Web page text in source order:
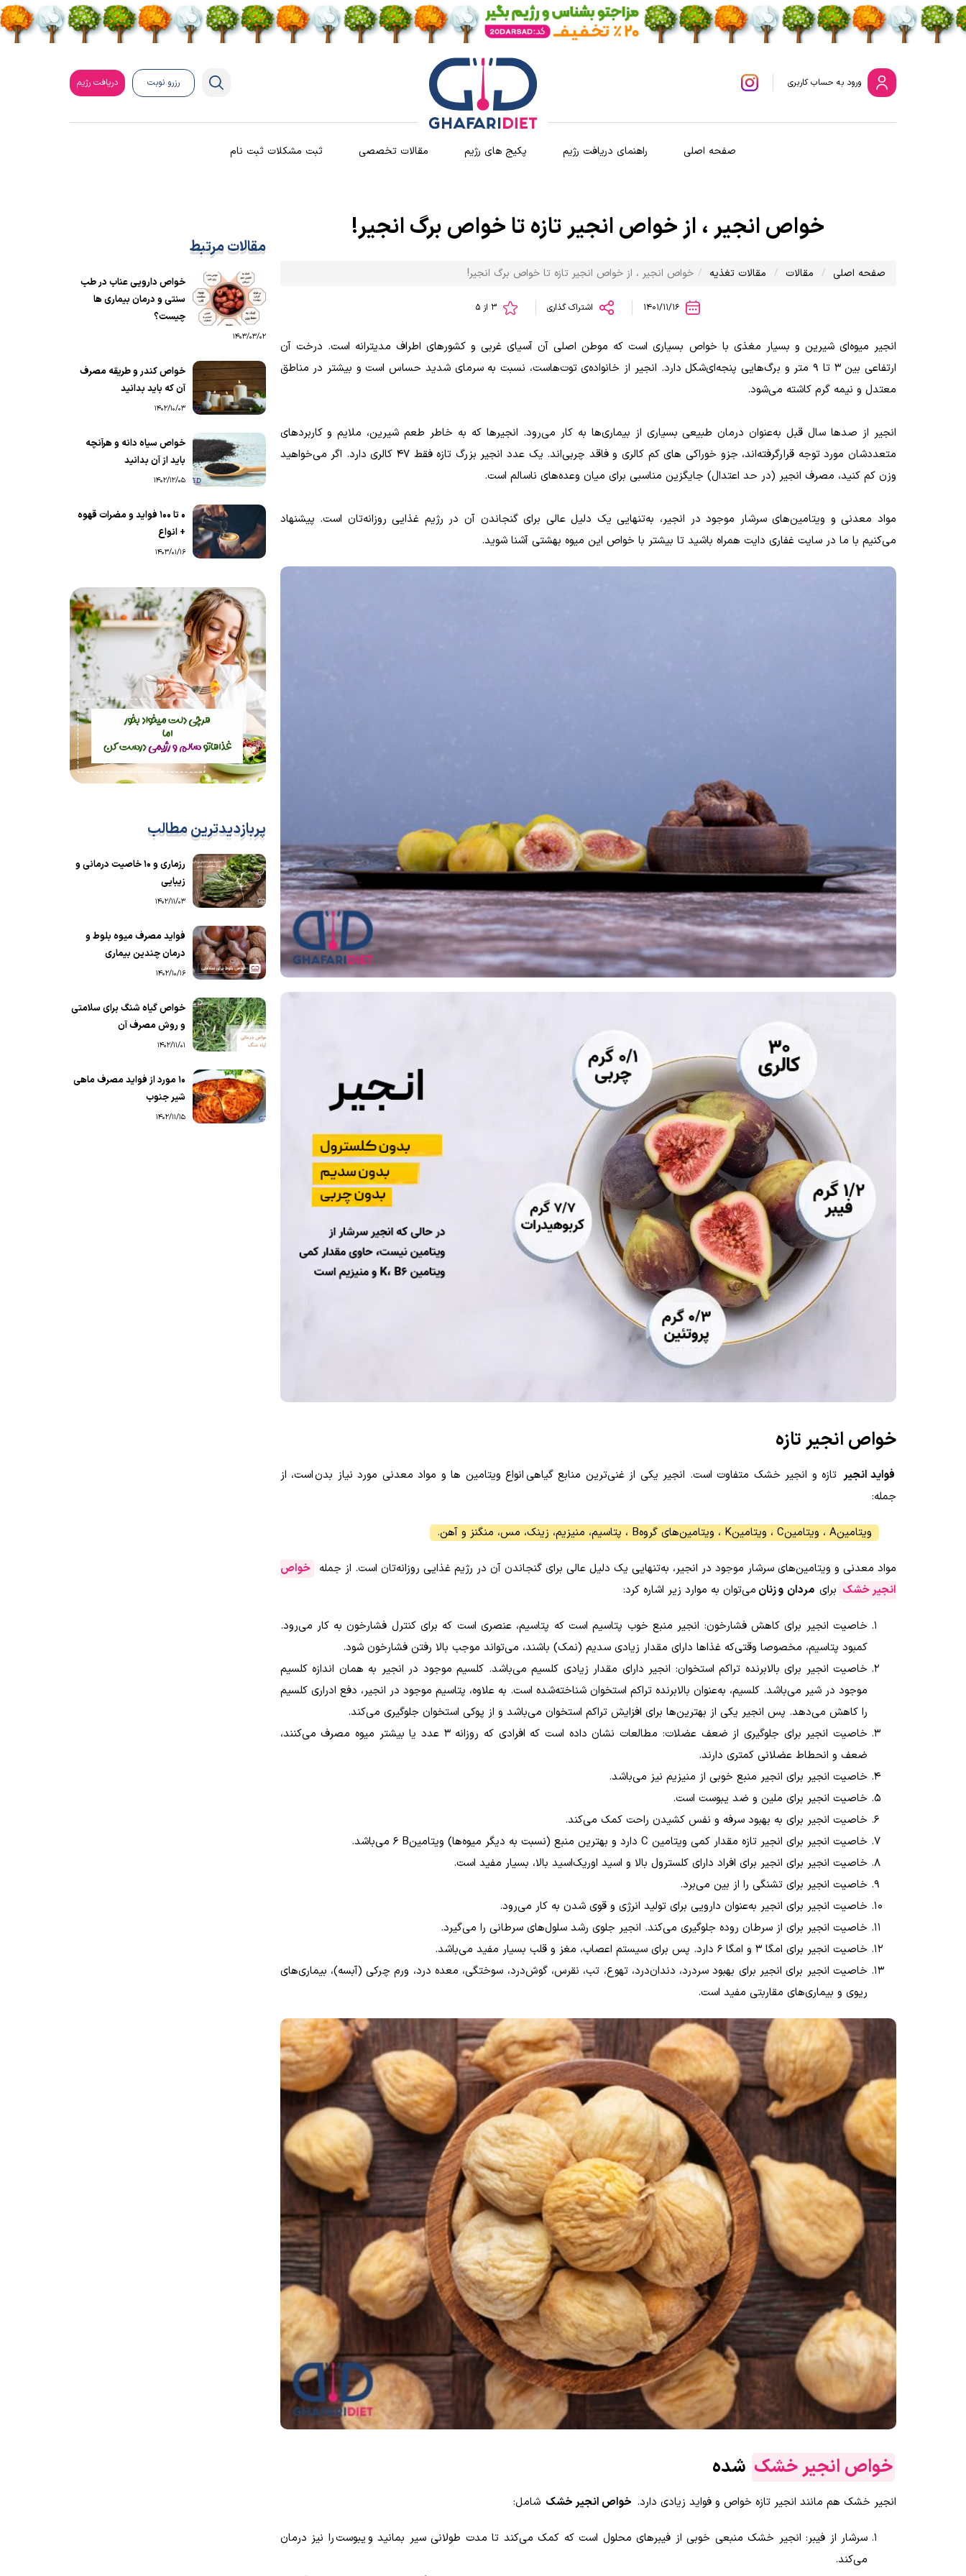
ورود به حساب کاربری رزرو نوبت دریافت رژیم
صفحه اصلی راهنمای دریافت رژیم پکیج های رژیم مقالات تخصصی ثبت مشکلات ثبت نام
خواص انجیر ، از خواص انجیر تازه تا خواص برگ انجیر!
صفحه اصلی مقالات مقالات تغذیه خواص انجیر ، از خواص انجیر تازه تا خواص برگ انجیر!
اشتراک گذاری
انجیر میوه‌ای شیرین و بسیار مغذی با خواص بسیاری است که موطن اصلی آن آسیای غربی و کشورهای اطراف مدیترانه است. درخت آن
ارتفاعی بین ۳ تا ۹ متر و برگ‌هایی پنجه‌ای‌شکل دارد. انجیر از خانواده‌ی توت‌هاست، نسبت به سرمای شدید حساس است و بیشتر در مناطق
معتدل و نیمه گرم کاشته می‌شود.
انجیر از صدها سال قبل به‌عنوان درمان طبیعی بسیاری از بیماری‌ها به کار می‌رود. انجیرها که به خاطر طعم شیرین، ملایم و کاربردهای
متعددشان مورد توجه قرارگرفته‌اند، جزو خوراکی های کم کالری و فاقد چربی‌اند. یک عدد انجیر بزرگ تازه فقط ۴۷ کالری دارد. اگر می‌خواهید
وزن کم کنید، مصرف انجیر (در حد اعتدال) جایگزین مناسبی برای میان وعده‌های ناسالم است.
مواد معدنی و ویتامین‌های سرشار موجود در انجیر، به‌تنهایی یک دلیل عالی برای گنجاندن آن در رژیم غذایی روزانه‌تان است. پیشنهاد
می‌کنیم با ما در سایت غفاری دایت همراه باشید تا بیشتر با خواص این میوه بهشتی آشنا شوید.
خواص انجیر تازه
فواید انجیر تازه و انجیر خشک متفاوت است. انجیر یکی از غنی‌ترین منابع گیاهی انواع ویتامین ها و مواد معدنی مورد نیاز بدن است، از
جمله:
ویتامینA ، ویتامینC ، ویتامینK ، ویتامین‌های گروهB ، پتاسیم، منیزیم، زینک، مس، منگنز و آهن.
مواد معدنی و ویتامین‌های سرشار موجود در انجیر، به‌تنهایی یک دلیل عالی برای گنجاندن آن در رژیم غذایی روزانه‌تان است. از جمله
خواص
انجیر خشک برای مردان و زنان می‌توان به موارد زیر اشاره کرد:
خاصیت انجیر برای کاهش فشارخون: انجیر منبع خوب پتاسیم است که پتاسیم، عنصری است که برای کنترل فشارخون به کار می‌رود.
کمبود پتاسیم، مخصوصا وقتی‌که غذاها دارای مقدار زیادی سدیم (نمک) باشند، می‌تواند موجب بالا رفتن فشارخون شود.
خاصیت انجیر برای بالابرنده تراکم استخوان: انجیر دارای مقدار زیادی کلسیم می‌باشد. کلسیم موجود در انجیر به همان اندازه کلسیم
موجود در شیر می‌باشد. کلسیم، به‌عنوان بالابرنده تراکم استخوان شناخته‌شده است. به علاوه، پتاسیم موجود در انجیر، دفع ادراری کلسیم
را کاهش می‌دهد. پس انجیر یکی از بهترین‌ها برای افزایش تراکم استخوان می‌باشد و از پوکی استخوان جلوگیری می‌کند.
خاصیت انجیر برای جلوگیری از ضعف عضلات: مطالعات نشان داده است که افرادی که روزانه 3 عدد یا بیشتر میوه مصرف می‌کنند،
ضعف و انحطاط عضلانی کمتری دارند.
خاصیت انجیر برای انجیر منبع خوبی از منیزیم نیز می‌باشد.
خاصیت انجیر برای ملین و ضد یبوست است.
خاصیت انجیر برای به بهبود سرفه و نفس کشیدن راحت کمک می‌کند.
خاصیت انجیر برای انجیر تازه مقدار کمی ویتامین C دارد و بهترین منبع (نسبت به دیگر میوه‌ها) ویتامینB 6 می‌باشد
.
خاصیت انجیر برای انجیر برای افراد دارای کلسترول بالا و اسید اوریک‌اسید بالا، بسیار مفید است.
خاصیت انجیر برای تشنگی را از بین می‌برد.
خاصیت انجیر برای انجیر به‌عنوان دارویی برای تولید انرژی و قوی شدن به کار می‌رود.
خاصیت انجیر برای از سرطان روده جلوگیری می‌کند. انجیر جلوی رشد سلول‌های سرطانی را می‌گیرد.
خاصیت انجیر برای امگا 3 و امگا 6 دارد. پس برای سیستم اعصاب، مغز و قلب بسیار مفید می‌باشد
.
خاصیت انجیر برای انجیر برای بهبود سردرد، دندان‌درد، تهوع، تب، نقرس، گوش‌درد، سوختگی، معده درد، ورم چرکی (آبسه)، بیماری‌های
ریوی و بیماری‌های مقاربتی مفید است.
خواص انجیر خشک شده
انجیر خشک هم مانند انجیر تازه خواص و فواید زیادی دارد. خواص انجیر خشک شامل:
سرشار از فیبر: انجیر خشک منبعی خوبی از فیبرهای محلول است که کمک می‌کند تا مدت طولانی سیر بمانید و یبوست را نیز درمان
می‌کند.
مقالات مرتبط
خواص دارویی عناب در طب
سنتی و درمان بیماری ها
چیست؟
1403/03/02
خواص کندر و طریقه مصرف
آن که باید بدانید
1402/10/03
خواص سیاه دانه و هرآنچه
باید از آن بدانید
1402/12/05
0 تا 100 فواید و مضرات قهوه
+ انواع
1403/01/16
پربازدیدترین مطالب
رزماری و ۱۰ خاصیت درمانی و
زیبایی
1402/11/03
فواید مصرف میوه بلوط و
درمان چندین بیماری
1402/10/16
خواص گیاه شنگ برای سلامتی
و روش مصرف آن
1402/11/01
۱۰ مورد از فواید مصرف ماهی
شیر جنوب
1402/11/15